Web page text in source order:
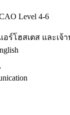
Level 4-6
ร์โฮสเตส และเจ้